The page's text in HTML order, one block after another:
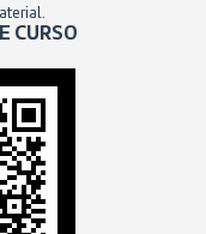
CURSO